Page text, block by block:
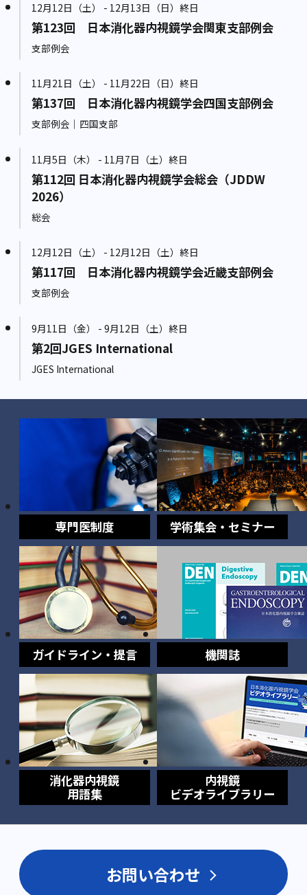
12月12日（土） - 12月13日（日）終日
第123回 日本消化器内視鏡学会関東支部例会
支部例会
11月21日（土） - 11月22日（日）終日
第137回 日本消化器内視鏡学会四国支部例会
支部例会｜四国支部
11月5日（木） - 11月7日（土）終日
第112回 日本消化器内視鏡学会総会（JDDW
2026）
総会
12月12日（土） - 12月12日（土）終日
第117回 日本消化器内視鏡学会近畿支部例会
支部例会
9月11日（金） - 9月12日（土）終日
第2回JGES International
JGES International
専門医制度 学術集会・セミナー
ガイドライン・提言 機関誌
消化器内視鏡
用語集
内視鏡
ビデオライブラリー
お問い合わせ